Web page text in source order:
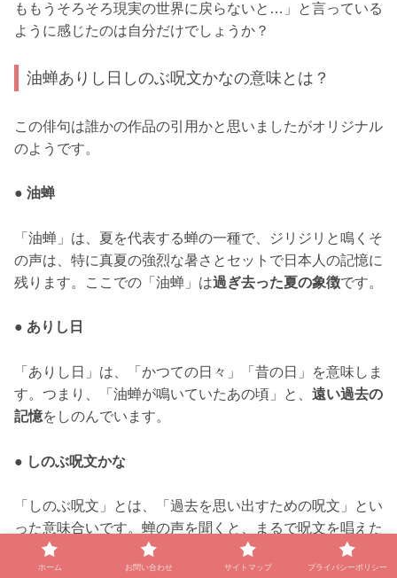
ももうそろそろ現実の世界に戻らないと…」と言っている
ように感じたのは自分だけでしょうか？
油蝉ありし日しのぶ呪文かなの意味とは？
この俳句は誰かの作品の引用かと思いましたがオリジナル
のようです。
● 油蝉
「油蝉」は、夏を代表する蝉の一種で、ジリジリと鳴くそ
の声は、特に真夏の強烈な暑さとセットで日本人の記憶に
残ります。ここでの「油蝉」は過ぎ去った夏の象徴です。
● ありし日
「ありし日」は、「かつての日々」「昔の日」を意味しま
す。つまり、「油蝉が鳴いていたあの頃」と、 遠い過去の
記憶をしのんでいます。
● しのぶ呪文かな
「しのぶ呪文」とは、「過去を思い出すための呪文」とい
った意味合いです。蝉の声を聞くと、まるで呪文を唱えた
かのように、
ありし日の記憶が鮮やかによみがえる、とい
う比喩と読み取れます。
ホーム お問い合わせ サイトマップ プライバシーポリシー